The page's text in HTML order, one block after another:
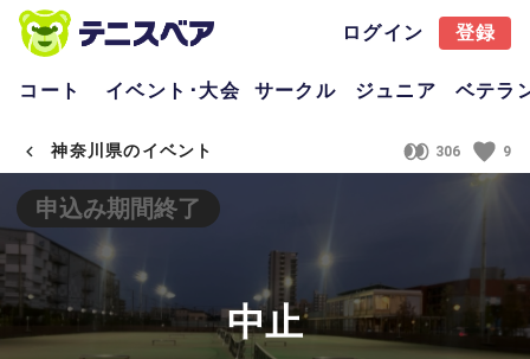
ログイン 登録
コート イベント･大会 サークル ジュニア ベテラ
神奈川県のイベント 306 9
中止
申込み期間終了